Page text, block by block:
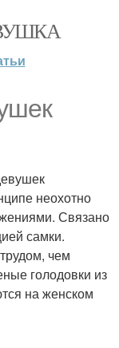
неохотно
Связано
самки.
чем
голодовки из
на женском